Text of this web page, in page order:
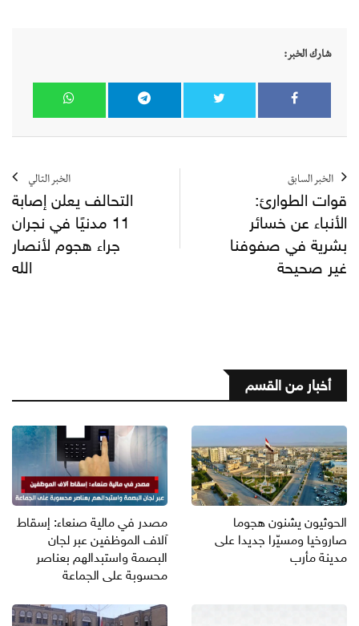
شارك الخبر:
الخبر السابق
قوات الطوارئ:
الأنباء عن خسائر
بشرية في صفوفنا
غير صحيحة
الخبر التالي
التحالف يعلن إصابة
11 مدنيًا في نجران
جراء هجوم لأنصار
الله
أخبار من القسم
الحوثيون يشنون هجوما
صاروخيا ومسيّرا جديدا على
مدينة مأرب
مصدر في مالية صنعاء: إسقاط
آلاف الموظفين عبر لجان
البصمة واستبدالهم بعناصر
محسوبة على الجماعة